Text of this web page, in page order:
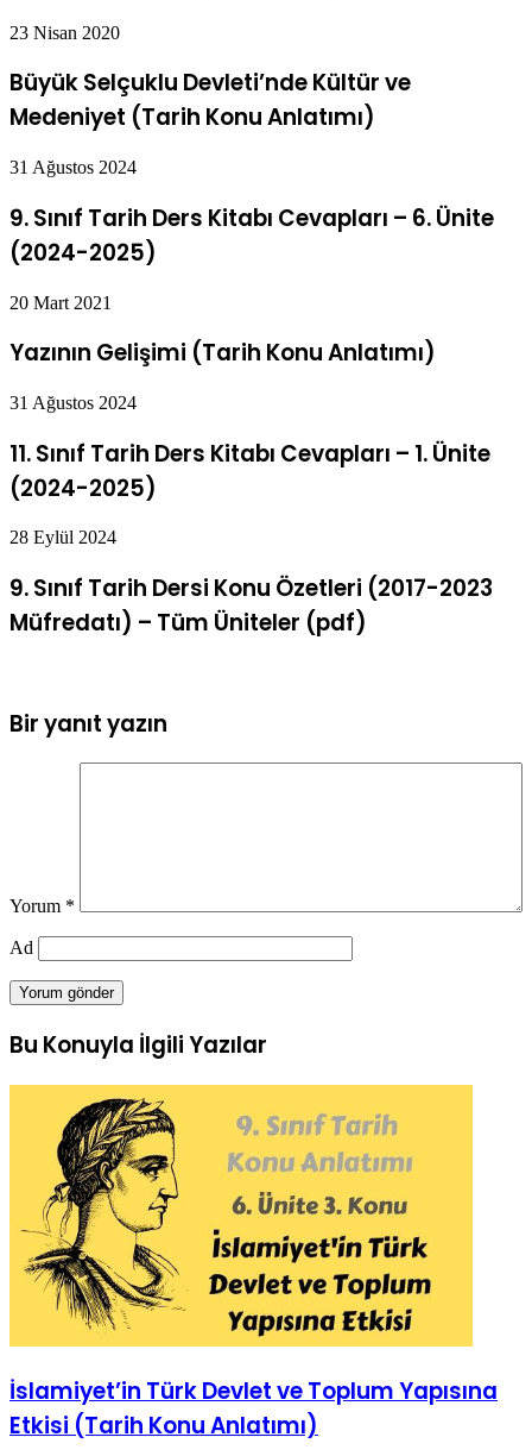
23 Nisan 2020
Büyük Selçuklu Devleti’nde Kültür ve
Medeniyet (Tarih Konu Anlatımı)
31 Ağustos 2024
9. Sınıf Tarih Ders Kitabı Cevapları – 6. Ünite
(2024-2025)
20 Mart 2021
Yazının Gelişimi (Tarih Konu Anlatımı)
31 Ağustos 2024
11. Sınıf Tarih Ders Kitabı Cevapları – 1. Ünite
(2024-2025)
28 Eylül 2024
9. Sınıf Tarih Dersi Konu Özetleri (2017-2023
Müfredatı) – Tüm Üniteler (pdf)
Bir yanıt yazın
Yorum *
Ad
Bu Konuyla İlgili Yazılar
İslamiyet’in Türk Devlet ve Toplum Yapısına
Etkisi (Tarih Konu Anlatımı)